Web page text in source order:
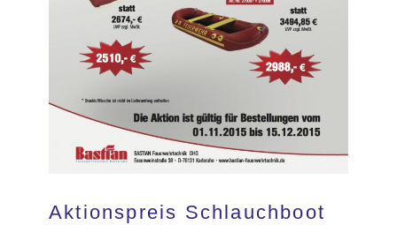
Kundendienst
Kontakt
Aktionspreis Schlauchboot